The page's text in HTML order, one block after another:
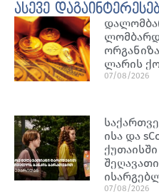
ასევე
ლარის
07/08/2026
ისა და
07/08/2026